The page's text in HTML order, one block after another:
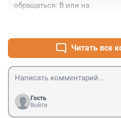
обращаться: В или на.
Читать все
Гость
Войти